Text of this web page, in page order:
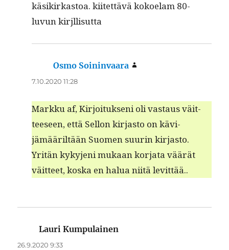
käsikirkas­toa. kiitet­tävä kokoe­lam 80-
luvun kirjllisutta
Osmo Soininvaara
7.10.2020 11:28
Markku af, Kir­joituk­seni oli vas­taus väit­
teeseen, että Sel­l­on kir­jas­to on kävi­
jämääriltään Suomen suurin kir­jas­to.
Yritän kyky­jeni mukaan kor­ja­ta väärät
väit­teet, kos­ka en halua niitä levittää..
Lauri Kumpulainen
26.9.2020 9:33